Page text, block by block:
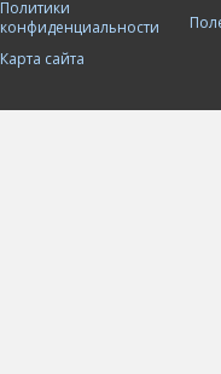
Политики
конфиденциальности
Карта сайта